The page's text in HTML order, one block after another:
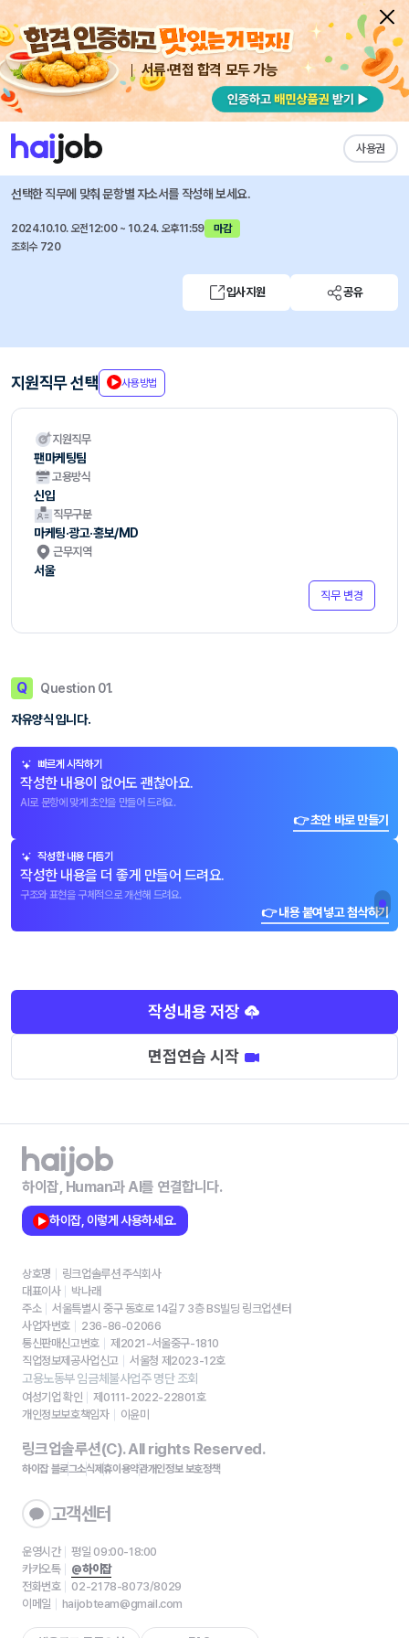
서류·면접 합격 모두 가능
사용권
채용공고 자소서 자유항목 자소서 내 작성목록
스타쉽엔터테인먼트
[스타쉽엔터테인먼트] 팬마케팅팀(신입/경력) 채용
선택한 직무에 맞춰 문항별 자소서를 작성해 보세요.
2024.10.10. 오전12:00 ~ 10.24. 오후11:59
마감
조회수 720
입사지원 공유
지원직무 선택 사용방법
지원직무
팬마케팅팀
고용방식
신입
직무구분
마케팅·광고·홍보/MD
근무지역
서울
직무 변경
Q Question 01.
자유양식 입니다.
빠르게 시작하기
작성한 내용이 없어도 괜찮아요.
AI로 문항에 맞게 초안을 만들어 드려요.
👉 초안 바로 만들기
작성한 내용 다듬기
작성한 내용을 더 좋게 만들어 드려요.
구조와 표현을 구체적으로 개선해 드려요.
👉 내용 붙여넣고 첨삭하기
작성내용 저장
면접연습 시작
하이잡, Human과 AI를 연결합니다.
하이잡, 이렇게 사용하세요.
상호명
링크업솔루션 주식회사
대표이사
박나래
주소
서울특별시 중구 동호로 14길7 3층 BS빌딩 링크업센터
사업자번호
236-86-02066
통신판매신고번호
제2021-서울중구-1810
직업정보제공사업신고
서울청 제2023-12호
고용노동부 임금체불사업주 명단 조회
여성기업 확인
제0111-2022-22801호
개인정보보호책임자
이윤미
링크업솔루션(C). All rights Reserved.
하이잡 블로그소식제휴이용약관개인정보 보호정책
고객센터
운영시간
평일 09:00-18:00
카카오톡
@하이잡
전화번호
02-2178-8073/8029
이메일
haijobteam@gmail.com